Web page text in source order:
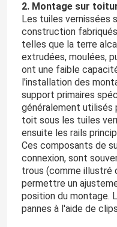
2. Montage sur
Les tuiles vernissées
construction
telles que la terre
extrudées, moulées,
ont une faible
l'installation des
support primaires
généralement utilisés
toit sous les tuiles
ensuite les rails
Ces composants de
connexion, sont
trous (comme illustré
permettre un
position du montage.
pannes à l'aide de